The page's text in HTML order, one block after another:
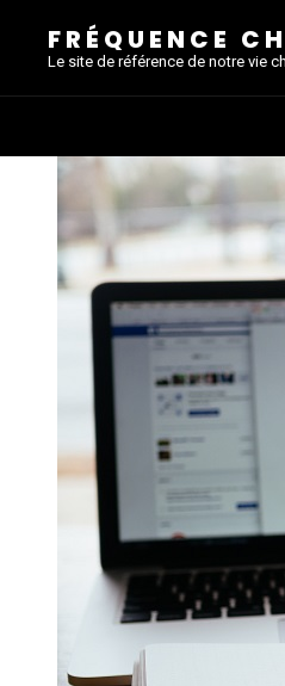
FRÉQUENCE
Le site de référence de notre vie